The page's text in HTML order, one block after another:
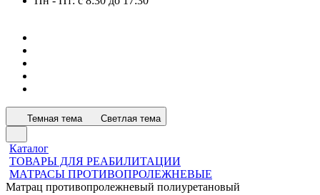
Темная тема Светлая тема
Каталог
ТОВАРЫ ДЛЯ РЕАБИЛИТАЦИИ
МАТРАСЫ ПРОТИВОПРОЛЕЖНЕВЫЕ
Матрац противопролежневый полиуретановый